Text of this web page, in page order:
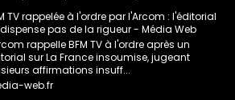
TV rappelée à l'ordre par l'Arcom : l'éditorial
pas de la rigueur - Média Web
rappelle BFM TV à l'ordre après un
sur La France insoumise, jugeant
affirmations insuff...
web.fr